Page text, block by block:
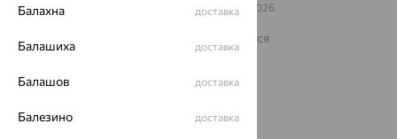
© ООО «Ювелирный дом «Кристалл»,2009 – 2026
На информационном ресурсе применяются
рекомендательные технологии
ОГРН 1044800168379
Разработка сайта —
Балахна доставка
Балашиха доставка
Балашов доставка
Балезино доставка